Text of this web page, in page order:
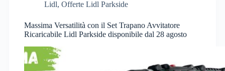
Lidl, Offerte Lidl Parkside
Massima Versatilità con il Set Trapano Avvitatore
Ricaricabile Lidl Parkside disponibile dal 28 agosto